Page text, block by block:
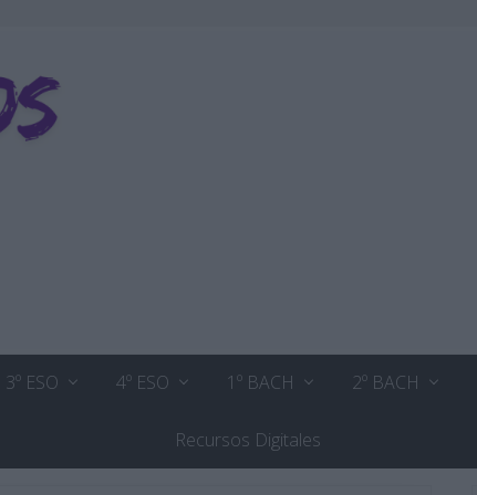
3º ESO 4º ESO 1º BACH 2º BACH
Recursos Digitales